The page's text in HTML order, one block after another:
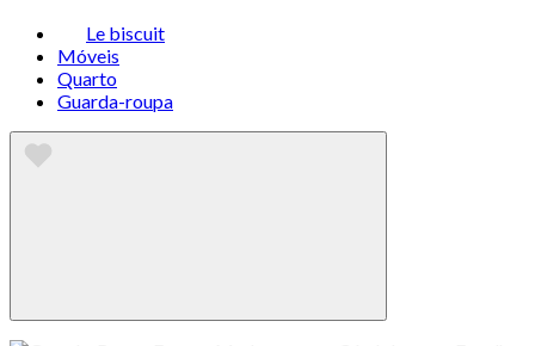
Le biscuit
Móveis
Quarto
Guarda-roupa